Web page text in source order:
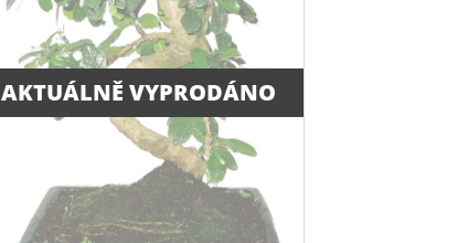
AKTUÁLNĚ VYPRODÁNO